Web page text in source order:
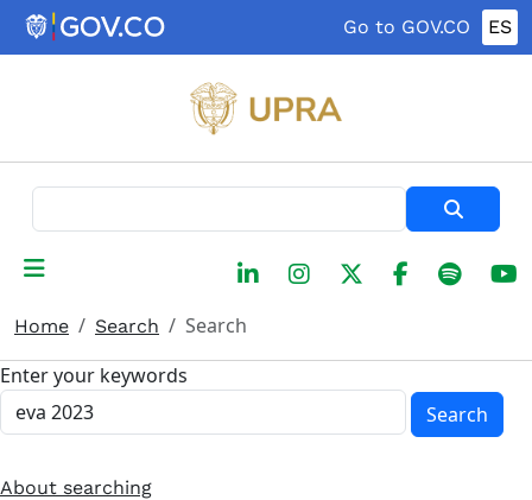
Skip to main content
Go to GOV.CO ES
Home Search
Search
Enter your keywords
Search
About searching